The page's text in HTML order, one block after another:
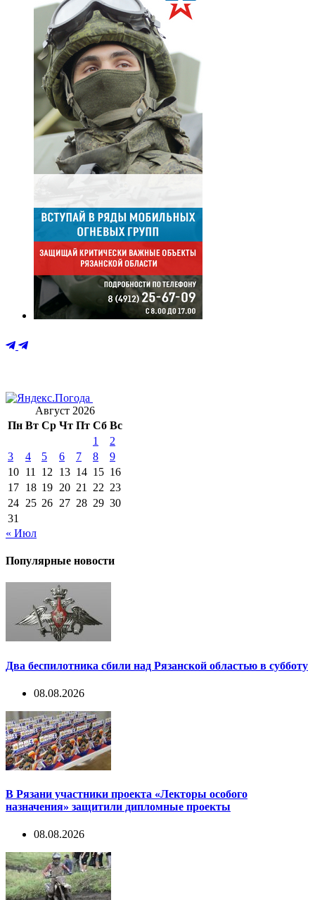
Август 2026
Пн Вт Ср Чт Пт Сб Вс
1
2
3
4 5 6 7 8
9
10 11 12 13 14 15 16
17 18 19 20 21 22 23
24 25 26 27 28 29 30
31
« Июл
Популярные новости
Два беспилотника сбили над Рязанской областью в субботу
08.08.2026
В Рязани участники проекта «Лекторы особого
назначения» защитили дипломные проекты
08.08.2026